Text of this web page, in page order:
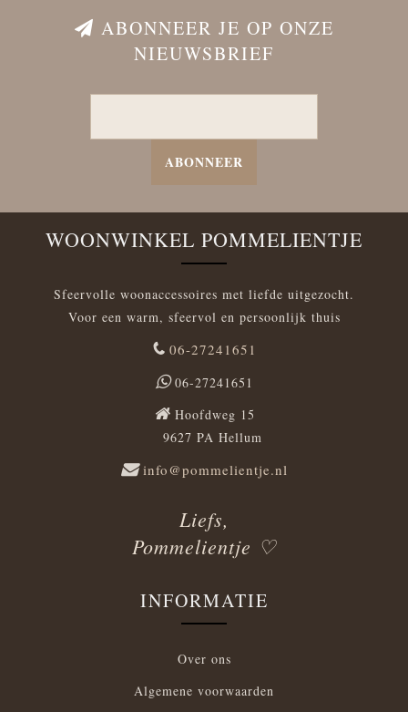
ABONNEER JE OP ONZE
NIEUWSBRIEF
ABONNEER
WOONWINKEL POMMELIENTJE
Sfeervolle woonaccessoires met liefde uitgezocht.
Voor een warm, sfeervol en persoonlijk thuis
06-27241651
06-27241651
Hoofdweg 15
9627 PA Hellum
info@pommelientje.nl
Liefs,
Pommelientje ♡
INFORMATIE
Over ons
Algemene voorwaarden